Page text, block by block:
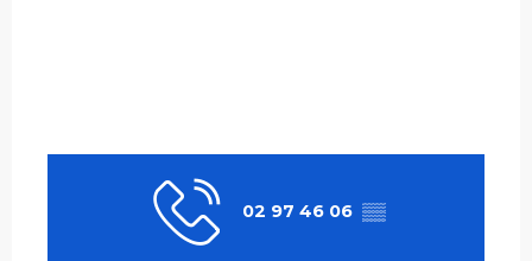
02 97 46 06 ▒▒